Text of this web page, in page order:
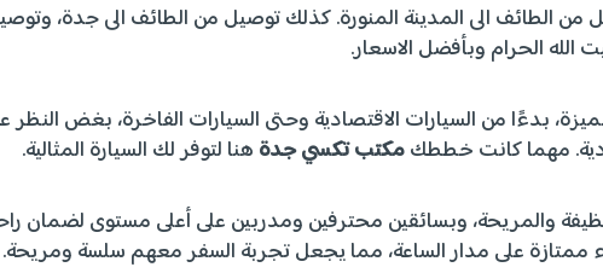
الطائف الى المدينة المنورة. كذلك توصيل من الطائف الى جدة،
الله الحرام وبأفضل الاسعار.
بدءًا من السيارات الاقتصادية وحتى السيارات الفاخرة، بغض النظر
مهما كانت خططكمكتب تكسي جدة هنا لتوفر لك السيارة المثالية.
والمريحة، وبسائقين محترفين ومدربين على أعلى مستوى لضمان
ممتازة على مدار الساعة، مما يجعل تجربة السفر معهم سلسة ومريحة.